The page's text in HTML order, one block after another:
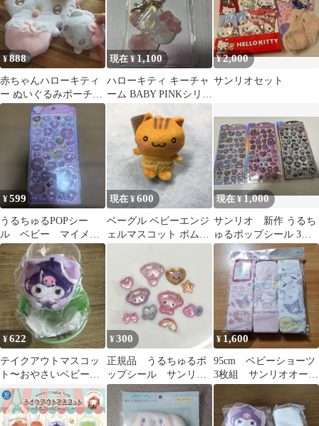
¥888
赤ちゃんハローキティ
ー ぬいぐるみポーチと
マスコットセット
現在 ¥1,100
ハローキティ キーチャ
ーム BABY PINKシリー
¥2,000
サンリオセット
¥599
うるちゅるPOPシー
ル ベビー マイメロ
ディ
現在 ¥600
ベーグル ベビーエンジ
ェルマスコット ポムポ
ムプリン
現在 ¥1,000
サンリオ 新作 うるち
ゅるポップシール 3点
セット
¥622
テイクアウトマスコッ
ト〜おやさいベビー
ver〜 クロミ
¥300
正規品 うるちゅるポ
ップシール サンリオ
ベビー マイメロデ
ィ ボンボンドロップ
¥ 1,600
95cm ベビーショーツ
3枚組 サンリオオール
スター